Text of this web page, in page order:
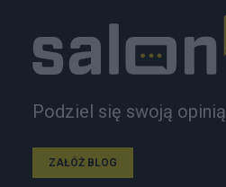
Podziel się swoją opinią
ZAŁÓŻ BLOG